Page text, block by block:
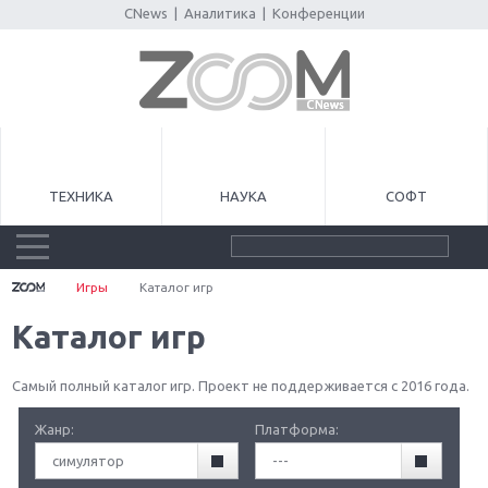
CNews Аналитика Конференции
ТЕХНИКА НАУКА СОФТ
Игры Каталог игр
Каталог игр
Самый полный каталог игр. Проект не поддерживается с 2016 года.
Жанр:
симулятор
Платформа:
---